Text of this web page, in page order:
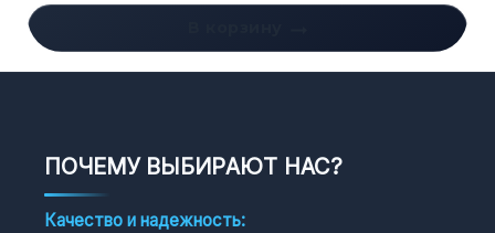
ПОЧЕМУ ВЫБИРАЮТ НАС?
Качество и надежность: